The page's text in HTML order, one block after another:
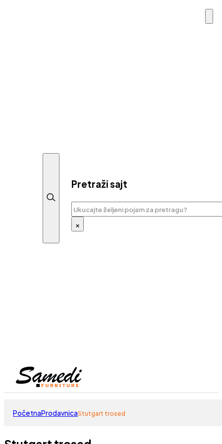
Pretraži sajt
Pretraga
×
PočetnaProdavnicaStutgart trosed